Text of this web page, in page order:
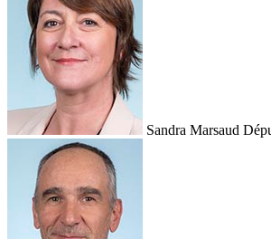
Sandra Marsaud